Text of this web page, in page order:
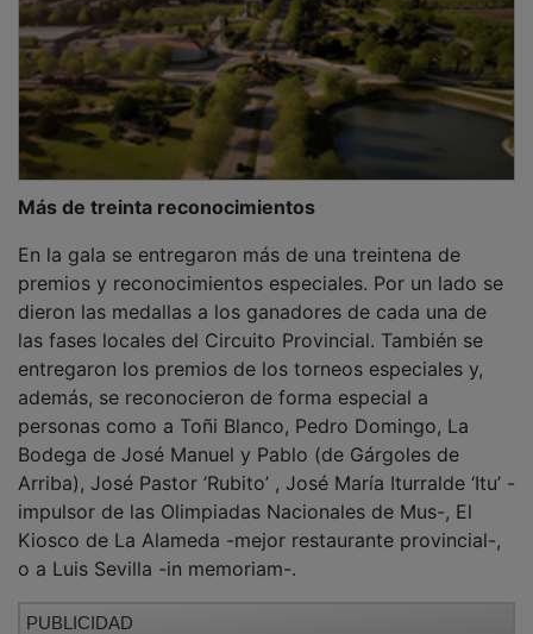
Más de treinta reconocimientos
En la gala se entregaron más de una treintena de
premios y reconocimientos especiales. Por un lado se
dieron las medallas a los ganadores de cada una de
las fases locales del Circuito Provincial. También se
entregaron los premios de los torneos especiales y,
además, se reconocieron de forma especial a
personas como a Toñi Blanco, Pedro Domingo, La
Bodega de José Manuel y Pablo (de Gárgoles de
Arriba), José Pastor ’Rubito’ , José María Iturralde ‘Itu’ -
impulsor de las Olimpiadas Nacionales de Mus-, El
Kiosco de La Alameda -mejor restaurante provincial-,
o a Luis Sevilla -in memoriam-.